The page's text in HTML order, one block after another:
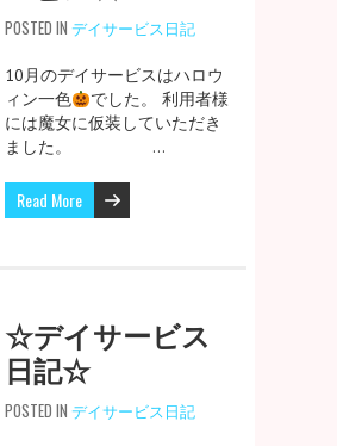
POSTED IN デイサービス日記
10月のデイサービスはハロウ
ィン一色
でした。 利用者様
には魔女に仮装していただき
ました。 …
Read More
☆デイサービス
日記☆
POSTED IN デイサービス日記